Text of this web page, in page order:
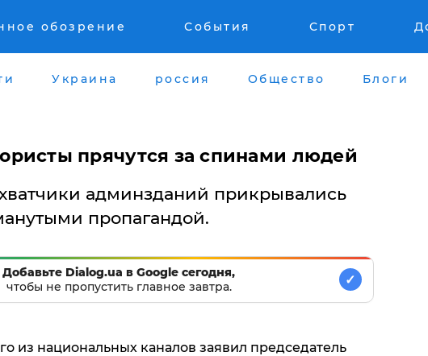
обозрение События Спорт
Украина россия Общество Блоги
прячутся за спинами людей
админзданий прикрывались
пропагандой.
Добавьте Dialog.ua в Google сегодня,
чтобы не пропустить главное завтра.
✓
из национальных каналов заявил председатель